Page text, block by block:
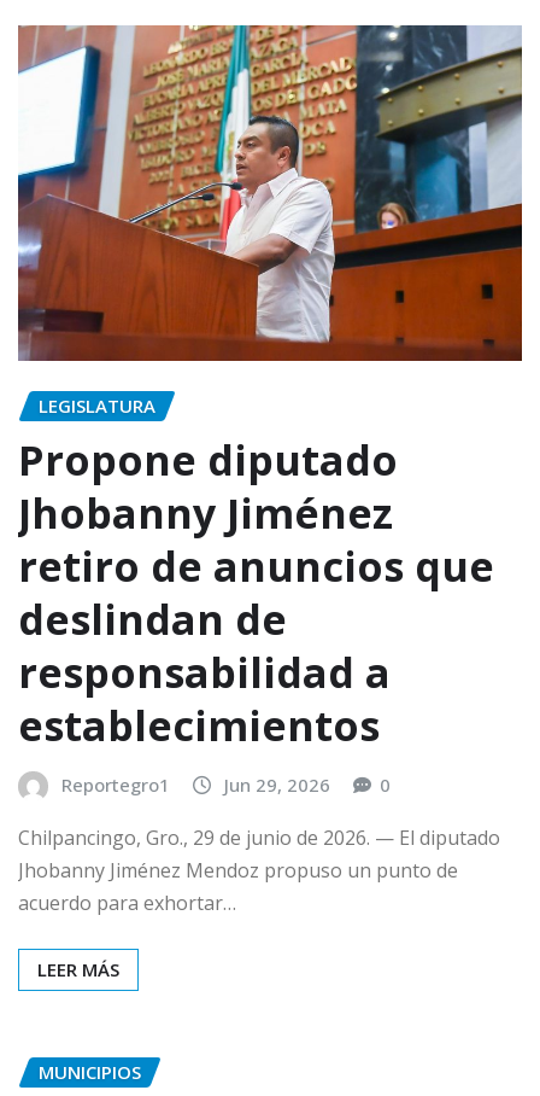
LEGISLATURA
Propone diputado
Jhobanny Jiménez
retiro de anuncios que
deslindan de
responsabilidad a
establecimientos
Reportegro1 Jun 29, 2026 0
Chilpancingo, Gro., 29 de junio de 2026. — El diputado
Jhobanny Jiménez Mendoz propuso un punto de
acuerdo para exhortar…
LEER MÁS
MUNICIPIOS